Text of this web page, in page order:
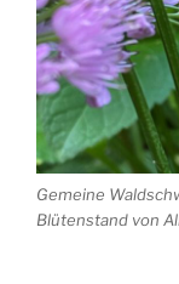
Gemeine
Blütenstand von